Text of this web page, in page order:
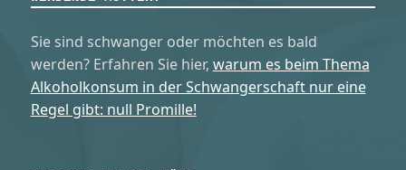
Sie sind schwanger oder möchten es bald
werden? Erfahren Sie hier, warum es beim Thema
Alkoholkonsum in der Schwangerschaft nur eine
Regel gibt: null Promille!